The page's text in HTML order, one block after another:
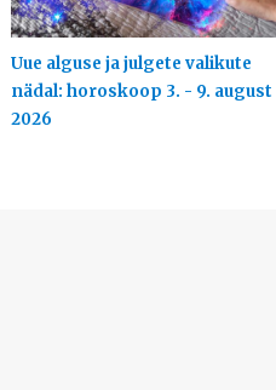
Uue alguse ja julgete valikute
nädal: horoskoop 3. - 9. august
2026